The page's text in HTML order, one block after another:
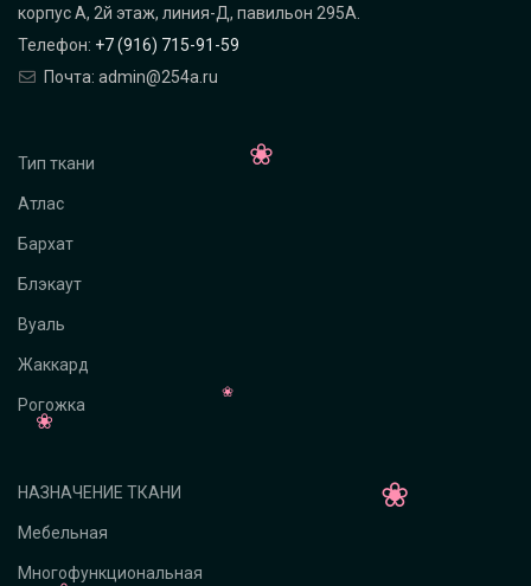
корпус А, 2й этаж, линия-Д, павильон 295A.
Телефон: +7 (916) 715-91-59
Почта: admin@254a.ru
Тип ткани
Атлас
Бархат
Блэкаут
Вуаль
Жаккард
Рогожка
НАЗНАЧЕНИЕ ТКАНИ
Мебельная
Многофункциональная